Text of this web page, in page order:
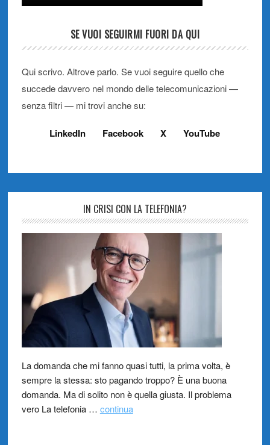
SE VUOI SEGUIRMI FUORI DA QUI
Qui scrivo. Altrove parlo. Se vuoi seguire quello che
succede davvero nel mondo delle telecomunicazioni —
senza filtri — mi trovi anche su:
LinkedIn Facebook X YouTube
IN CRISI CON LA TELEFONIA?
La domanda che mi fanno quasi tutti, la prima volta, è
sempre la stessa: sto pagando troppo? È una buona
domanda. Ma di solito non è quella giusta. Il problema
vero La telefonia … continua